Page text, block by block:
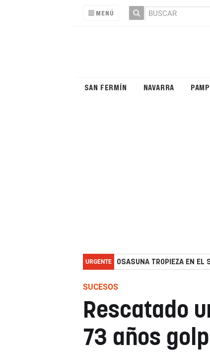
MENÚ
SAN FERMÍN NAVARRA
URGENTE OSASUNA TROPIEZA EN EL
SUCESOS
Rescatado
73 años